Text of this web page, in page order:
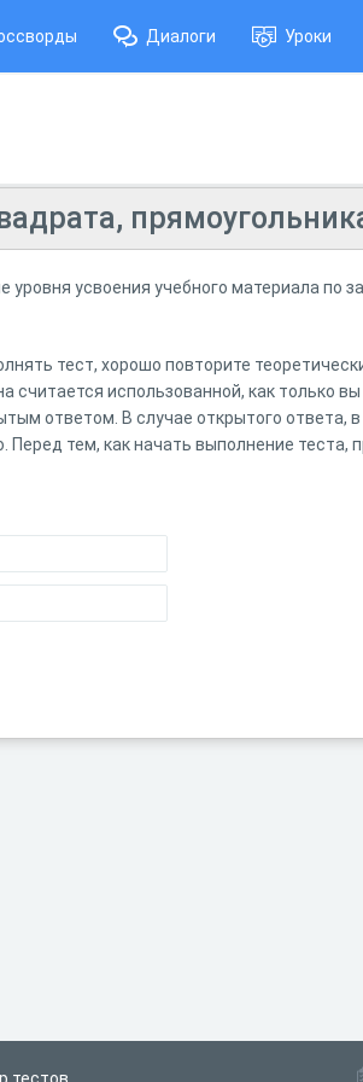
Диалоги Уроки
усвоения учебного материала по
тест, хорошо повторите
считается использованной, как только
ответом. В случае открытого ответа,
тем, как начать выполнение теста,